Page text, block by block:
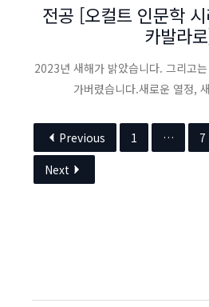
전공 [오컬트 인문학
카발라
2023년 새해가 밝았습니다. 그리고
가버렸습니다.새로운 열정
Previous 1 … 7
Next